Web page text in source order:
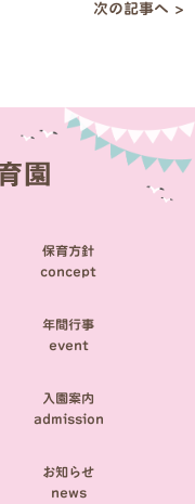
次の記事へ >
保育方針
concept
年間行事
event
入園案内
admission
お知らせ
news